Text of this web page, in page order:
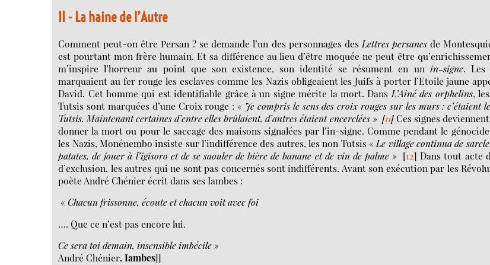
II - La haine de l’Autre
Comment peut-on être Persan ? se demande l’un des personnages des Lettres persanesde
est pourtant mon frère humain. Et sa différence au lieu d’être moquée ne peut être
m’inspire l’horreur au point que son existence, son identité se résument en un in-signe. Les
marquaient au fer rouge les esclaves comme les Nazis obligeaient les Juifs à porter l’Etoile jaune
David. Cet homme qui est identifiable grâce à un signe mérite la mort. Dans L’Aîné des orphelins,
Tutsis sont marquées d’une Croix rouge : « Je compris le sens des croix rouges sur les murs : c’étaient
Tutsis. Maintenantcertaines d’entre elles brûlaient, d’autres étaient encerclées» [11]Ces signes
donner la mort ou pour le saccage des maisons signalées par l’in-signe. Comme pendant le
les Nazis, Monénembo insiste sur l’indifférence des autres, les non Tutsis « Le village continua de
patates, de jouer à l’igisoro et de se saouler de bière de banane et de vin de palme » [12] Dans tout acte
d’exclusion, les autres qui ne sont pas concernés sont indifférents. Avant son exécution par les
poète André Chénier écrit dans ses Iambes :
«Chacun frissonne, écoute et chacun voit avec foi
…. Que ce n’est pas encore lui.
Ce sera toi demain, insensible imbécile »
André Chénier,Iambes]]